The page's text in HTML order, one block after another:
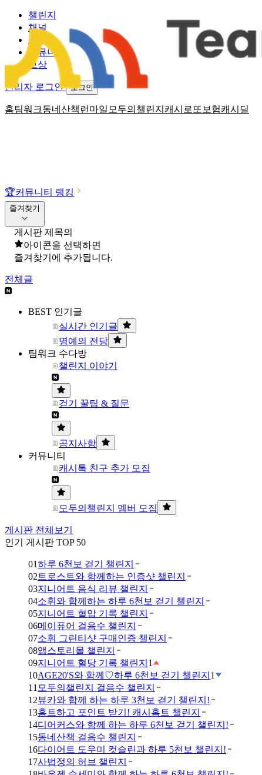
홈팀워크동네산책 런마일 모두의챌린지 캐시로또 보험캐시딜
챌린지
채널
소식
커뮤니티
보상
관리자 로그인 로그인
🏆커뮤니티 랭킹
즐겨찾기
게시판 제목의
아이콘을 선택하면
즐겨찾기에 추가됩니다.
전체글
BEST 인기글
실시간 인기글
명예의 전당
팀워크 수다방
챌린지 이야기
걷기 꿀팁 & 질문
공지사항
커뮤니티
캐시톡 친구 추가 모집
모두의챌린지 멤버 모집
게시판 전체보기
인기 게시판 TOP 50
01하루 6천보 걷기 챌린지
02 트로스트와 함께하는 인증샷 챌린지
03지니어트 음식 리뷰 챌린지
04소휘와 함께하는 하루 6천보 걷기 챌린지
05지니어트 혈압 기록 챌린지
06메이퓨어 걸음수 챌린지
07소휘 그린티샷 구매인증 챌린지
08앱스토리몰 챌린지
09지니어트 혈당 기록 챌린지 1
10AGE20'S와 함께♡하루 6천보 걷기 챌린지 1
11 모두의챌린지 걸음수 챌린지
12뷰카와 함께 하는 하루 3천보 걷기 챌린지!
13홈트하고 포인트 받기! 캐시홈트 챌린지
14디어커스와 함께 하는 하루 6천보 걷기 챌린지!
15동네산책 걸음수 챌린지
16다이어트 도우미 컷슬린과 하루 5천보 챌린지!
17사법정의 허브 챌린지